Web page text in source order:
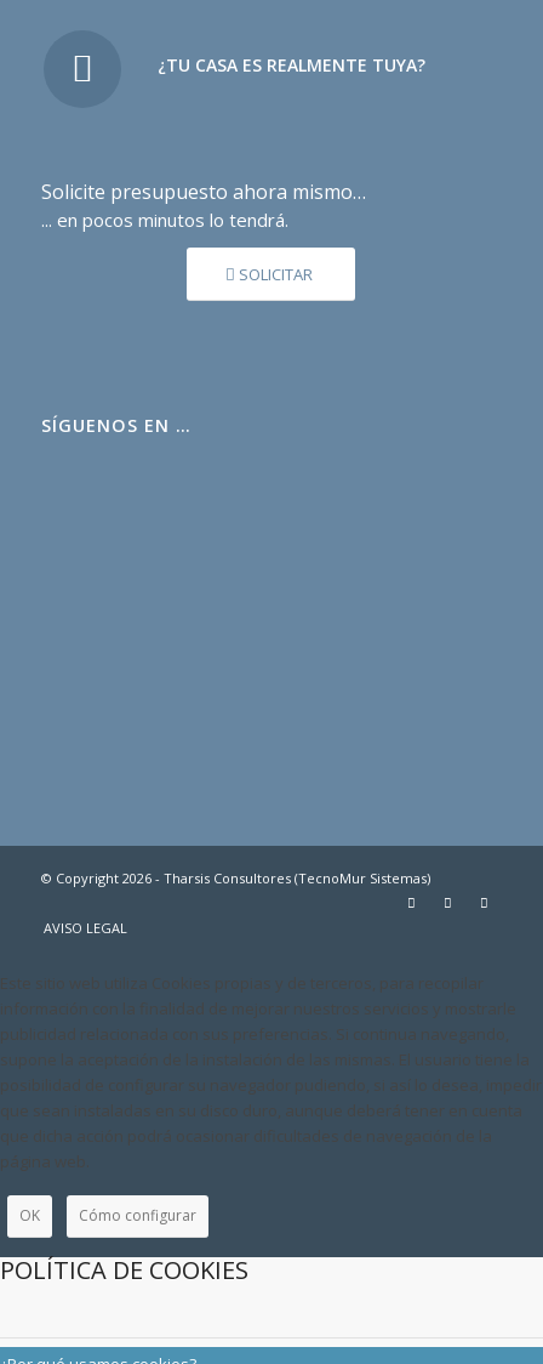
¿TU CASA ES REALMENTE TUYA?
Solicite presupuesto ahora mismo…
... en pocos minutos lo tendrá.
SOLICITAR
SÍGUENOS EN …
© Copyright 2026 - Tharsis Consultores (TecnoMur Sistemas)
AVISO LEGAL
Este sitio web utiliza Cookies propias y de terceros, para recopilar
información con la finalidad de mejorar nuestros servicios y mostrarle
publicidad relacionada con sus preferencias. Si continua navegando,
supone la aceptación de la instalación de las mismas. El usuario tiene la
posibilidad de configurar su navegador pudiendo, si así lo desea, impedir
que sean instaladas en su disco duro, aunque deberá tener en cuenta
que dicha acción podrá ocasionar dificultades de navegación de la
página web.
OK Cómo configurar
POLÍTICA DE COOKIES